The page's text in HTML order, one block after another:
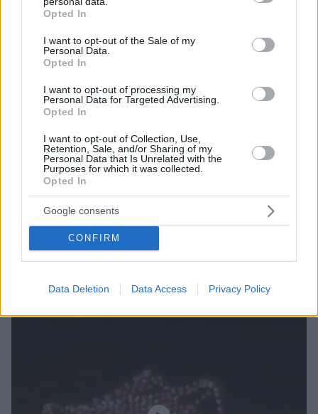
grant or deny consent to Google and its third-party tags to
use your data for below specified purposes in below Google
consent section.
Opted In
I want to opt-out of the Sale of my
Personal Data.
Opted In
I want to opt-out of processing my
Personal Data for Targeted Advertising.
Opted In
I want to opt-out of Collection, Use,
Retention, Sale, and/or Sharing of my
Personal Data that Is Unrelated with the
Purposes for which it was collected.
Opted In
Google consents
CONFIRM
Data Deletion Data Access Privacy Policy
ακρόπολη.
Μια χυδαία κακογουστιά που αμαυρώνει την ηθική
της χώρες. #Ακροπολη
— Vera J. Frantzi (@vjf_j)
Δείτε βίντεο: Υπουργείο Πολιτισμού για το
drone show με φόντο την Ακρόπολη:
Προβαίνουμε σε μηνύσεις κατά παντός
υπευθύνου